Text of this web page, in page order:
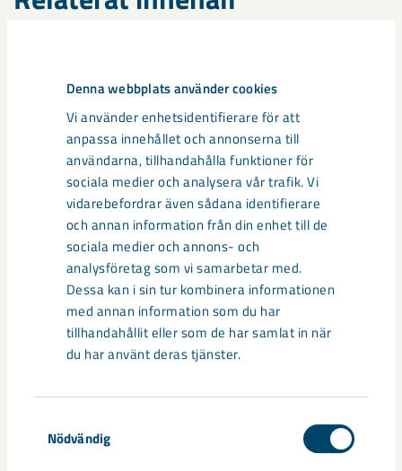
Denna webbplats använder cookies
Vi använder enhetsidentifierare för att
anpassa innehållet och annonserna till
användarna, tillhandahålla funktioner för
sociala medier och analysera vår trafik. Vi
vidarebefordrar även sådana identifierare
och annan information från din enhet till de
sociala medier och annons- och
analysföretag som vi samarbetar med.
Dessa kan i sin tur kombinera informationen
med annan information som du har
tillhandahållit eller som de har samlat in när
du har använt deras tjänster.
Nödvändig
Sibirien-området i gamla Kiruna
centrum avvecklas under 2026
Under sommaren 2026 fortsätter avveckling av fastigheter i
gamla Kiruna centrum på grund av den pågående gruvdriften
– bland annat ...